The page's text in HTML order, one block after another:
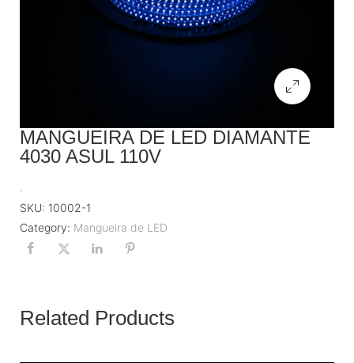
MANGUEIRA DE LED DIAMANTE
4030 ASUL 110V
.
SKU: 10002-1
Category: Mangueira de LED
Related Products